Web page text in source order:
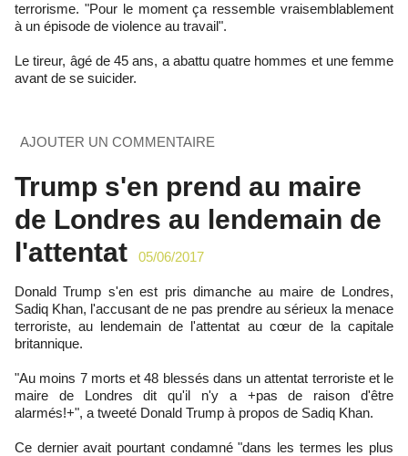
terrorisme. "Pour le moment ça ressemble vraisemblablement
à un épisode de violence au travail".
Le tireur, âgé de 45 ans, a abattu quatre hommes et une femme
avant de se suicider.
AJOUTER UN COMMENTAIRE
Trump s'en prend au maire
de Londres au lendemain de
l'attentat
05/06/2017
Donald Trump s'en est pris dimanche au maire de Londres,
Sadiq Khan, l'accusant de ne pas prendre au sérieux la menace
terroriste, au lendemain de l'attentat au cœur de la capitale
britannique.
"Au moins 7 morts et 48 blessés dans un attentat terroriste et le
maire de Londres dit qu'il n'y a +pas de raison d'être
alarmés!+", a tweeté Donald Trump à propos de Sadiq Khan.
Ce dernier avait pourtant condamné "dans les termes les plus